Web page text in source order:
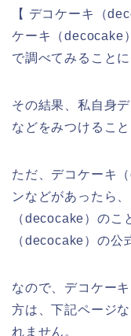
【 デコケーキ（
ケーキ（decocake
で調べてみることに
その結果、私自身
などをみつけるこ
ただ、デコケーキ
ンなどがあったら
（decocake）のこ
（decocake）の公
なので、デコケー
方は、下記ページ
れません。